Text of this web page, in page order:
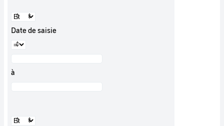
Date de saisie
à